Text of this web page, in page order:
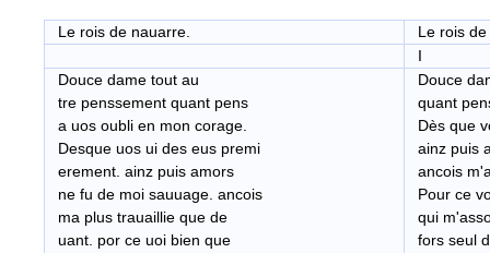
Le rois de nauarre.
Le rois
I
Douce dame tout au
tre penssement quant pens
a uos oubli en mon corage.
Desque uos ui des eus premi
erement. ainz puis amors
ne fu de moi sauuage. ancois
ma plus trauaillie que de
uant. por ce uoi bien que
Douce
quant
Dès que
ainz puis
ancois
Pour ce
qui
fors seul